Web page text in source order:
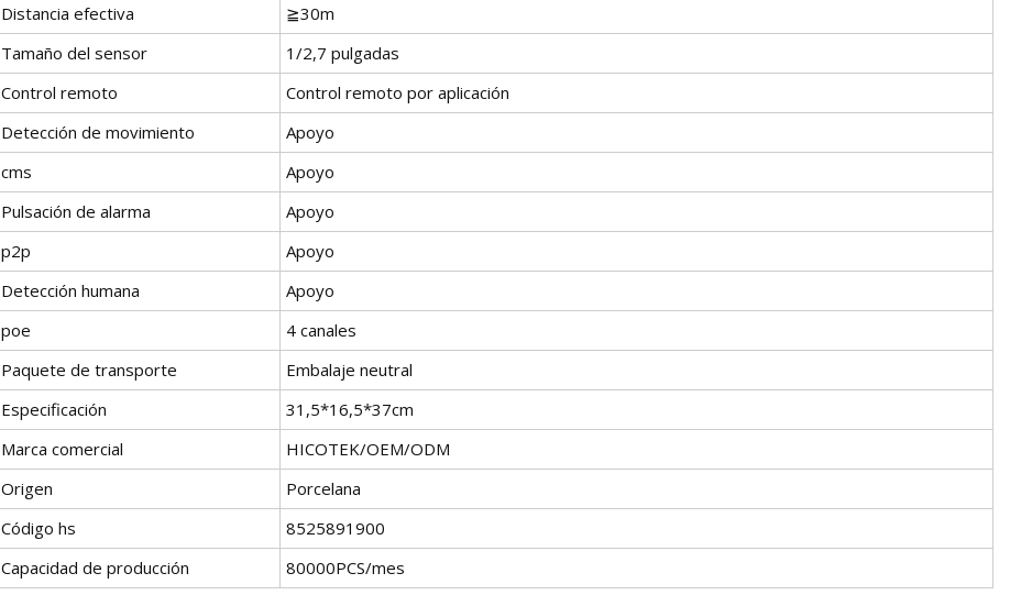
Distancia efectiva
≧30m
Tamaño del sensor
1/2,7 pulgadas
Control remoto
Control remoto por aplicación
Detección de movimiento
Apoyo
cms
Apoyo
Pulsación de alarma
Apoyo
p2p
Apoyo
Detección humana
Apoyo
poe
4 canales
Paquete de transporte
Embalaje neutral
Especificación
31,5*16,5*37cm
Marca comercial
HICOTEK/OEM/ODM
Origen
Porcelana
Código hs
8525891900
Capacidad de producción
80000PCS/mes